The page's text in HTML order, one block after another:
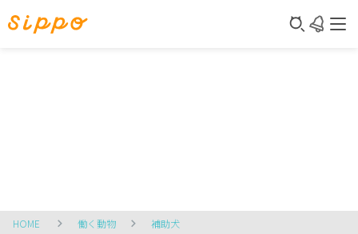
HOME 働く動物 補助犬